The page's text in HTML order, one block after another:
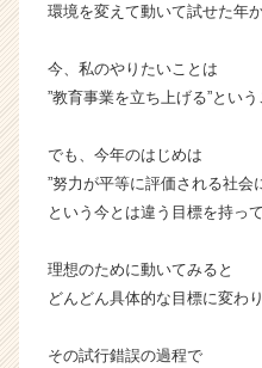
リ
（C
h
e
r
a
e
e
環境を変えて動いて試せた年
今、私のやりたいことは
”教育事業を立ち上げる”という
でも、今年のはじめは
”努力が平等に評価される社会
という今とは違う目標を持っ
理想のために動いてみると
どんどん具体的な目標に変わり
その試行錯誤の過程で